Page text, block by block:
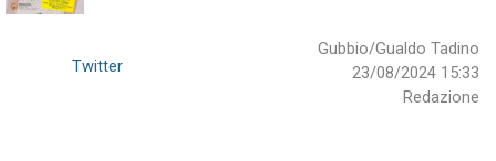
Gubbio/Gualdo Tadino
23/08/2024 15:33
Redazione
Twitter